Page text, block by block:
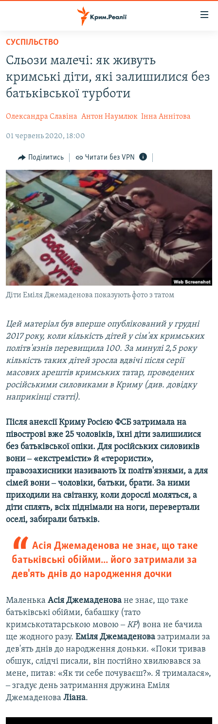
Перейти
основного
матеріалу
Перейти
до
основної
Перейти
пошуку
ВІДЕО ТА ФОТО
БЛОГИ
ПОГЛЯД
ІНТЕРВ'Ю
ВСЕ ЗА ДЕНЬ
СПЕЦПРОЕКТИ
ДЕПОРТАЦІЯ
ВІДЕОУРОКИ «ELIFBE»
СВІДЧЕННЯ ОКУПАЦІЇ
УКРАЇНСЬКА ПРОБЛЕМА КРИМУ
ІНФОГРАФІКА
ЯК ОБІЙТИ БЛОКУВАННЯ
Русский
Qırımtatar
ДОЛУЧАЙСЯ!
Усі сайти RFE/RL
СУСПІЛЬСТВО
Сльози малечі: як живуть
кримські діти, які залишилися без
батьківської турботи
Олександра Славіна Антон Наумлюк Інна Аннітова
01 червень 2020, 18:00
Поділитись Читати без VPN
Діти Еміля Джемаденова показують фото з татом
Цей матеріал був вперше опублікований у грудні
2017 року, коли кількість дітей у сім'ях кримських
політв'язнів перевищила 100. За минулі 2,5 року
кількість таких дітей зросла вдвічі після серії
масових арештів кримських татар, проведених
російськими силовиками в Криму (див. довідку
наприкінці статті).
Після анексії Криму Росією ФСБ затримала на
півострові вже 25 чоловіків, їхні діти залишилися
без батьківської опіки. Для російських силовиків
вони ‒ «екстремісти» й «терористи»,
правозахисники називають їх політв'язнями, а для
сімей вони ‒ чоловіки, батьки, брати. За ними
приходили на світанку, коли дорослі моляться, а
діти сплять, всіх піднімали на ноги, перевертали
оселі, забирали батьків.
Асія Джемаденова не знає, що таке
батьківські обійми... його затримали за
дев'ять днів до народження дочки
Маленька Асія Джемаденова не знає, що таке
батьківські обійми, бабашку (тато
кримськотатарською мовою ‒КР) вона не бачила
ще жодного разу. Еміля Джемаденова затримали за
дев'ять днів до народження доньки. «Поки тривав
обшук, слідчі писали, він постійно хвилювався за
мене, питав: «Як ти себе почуваєш?». Я трималася»,
‒ згадує день затримання дружина Еміля
Джемаденова Ліана.